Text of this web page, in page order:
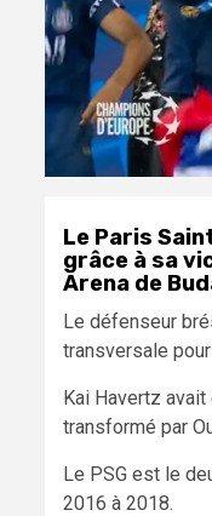
‌Le Paris
grâce à sa
Arena de
Le défenseur
transversale
Kai Havertz
transformé par
Le PSG est le
2016 à 2018.